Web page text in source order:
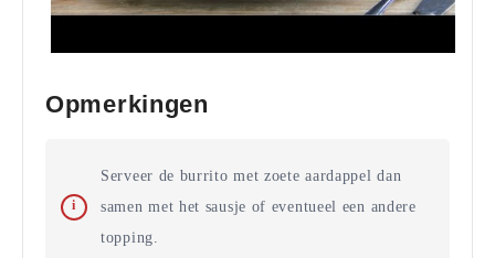
Opmerkingen
Serveer de burrito met zoete aardappel dan
samen met het sausje of eventueel een andere
topping.